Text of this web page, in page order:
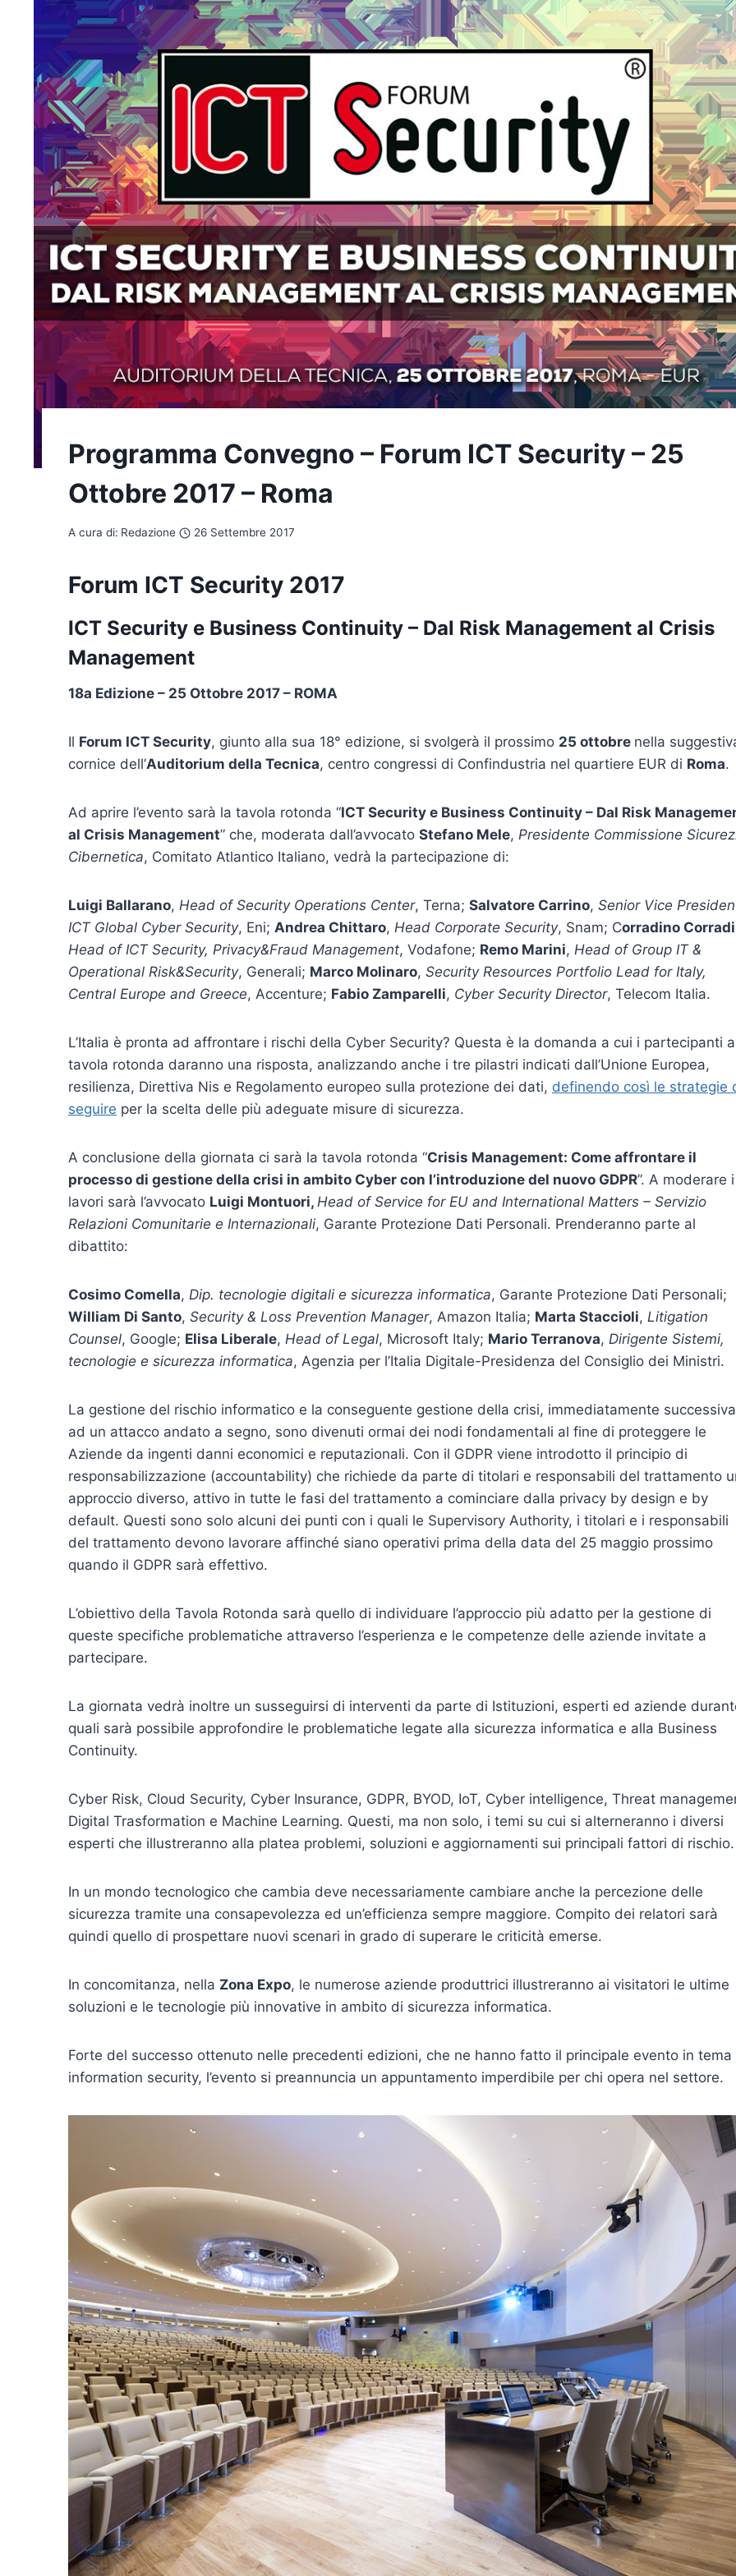
Programma Convegno – Forum ICT Security – 25
Ottobre 2017 – Roma
A cura di: Redazione 26 Settembre 2017
Forum ICT Security 2017
ICT Security e Business Continuity – Dal Risk Management al Crisis
Management
18a Edizione – 25 Ottobre 2017 – ROMA
Il Forum ICT Security, giunto alla sua 18° edizione, si svolgerà il prossimo 25 ottobre nella
cornice dell’Auditorium della Tecnica, centro congressi di Confindustria nel quartiere EUR di Roma.
Ad aprire l’evento sarà la tavola rotonda “ICT Security e Business Continuity – Dal Risk
al Crisis Management” che, moderata dall’avvocato Stefano Mele, Presidente Commissione
Cibernetica, Comitato Atlantico Italiano, vedrà la partecipazione di:
Luigi Ballarano, Head of Security Operations Center, Terna; Salvatore Carrino, Senior Vice
ICT Global Cyber Security, Eni; Andrea Chittaro, Head Corporate Security, Snam; Corradino Corradi
Head of ICT Security, Privacy&Fraud Management, Vodafone; Remo Marini, Head of Group IT &
Operational Risk&Security, Generali; Marco Molinaro, Security Resources Portfolio Lead for Italy,
Central Europe and Greece, Accenture; Fabio Zamparelli, Cyber Security Director, Telecom Italia.
L’Italia è pronta ad affrontare i rischi della Cyber Security? Questa è la domanda a cui i partecipanti
tavola rotonda daranno una risposta, analizzando anche i tre pilastri indicati dall’Unione Europea,
resilienza, Direttiva Nis e Regolamento europeo sulla protezione dei dati, definendo così le strategie
seguire per la scelta delle più adeguate misure di sicurezza.
A conclusione della giornata ci sarà la tavola rotonda “Crisis Management: Come affrontare il
processo di gestione della crisi in ambito Cyber con l’introduzione del nuovo GDPR”. A moderare i
lavori sarà l’avvocato Luigi Montuori, Head of Service for EU and International Matters – Servizio
Relazioni Comunitarie e Internazionali, Garante Protezione Dati Personali. Prenderanno parte al
dibattito:
Cosimo Comella, Dip. tecnologie digitali e sicurezza informatica, Garante Protezione Dati Personali;
William Di Santo, Security & Loss Prevention Manager, Amazon Italia; Marta Staccioli, Litigation
Counsel, Google; Elisa Liberale, Head of Legal, Microsoft Italy; Mario Terranova, Dirigente Sistemi,
tecnologie e sicurezza informatica, Agenzia per l’Italia Digitale-Presidenza del Consiglio dei Ministri.
La gestione del rischio informatico e la conseguente gestione della crisi, immediatamente successiva
ad un attacco andato a segno, sono divenuti ormai dei nodi fondamentali al fine di proteggere le
Aziende da ingenti danni economici e reputazionali. Con il GDPR viene introdotto il principio di
responsabilizzazione (accountability) che richiede da parte di titolari e responsabili del trattamento
approccio diverso, attivo in tutte le fasi del trattamento a cominciare dalla privacy by design e by
default. Questi sono solo alcuni dei punti con i quali le Supervisory Authority, i titolari e i responsabili
del trattamento devono lavorare affinché siano operativi prima della data del 25 maggio prossimo
quando il GDPR sarà effettivo.
L’obiettivo della Tavola Rotonda sarà quello di individuare l’approccio più adatto per la gestione di
queste specifiche problematiche attraverso l’esperienza e le competenze delle aziende invitate a
partecipare.
La giornata vedrà inoltre un susseguirsi di interventi da parte di Istituzioni, esperti ed aziende
quali sarà possibile approfondire le problematiche legate alla sicurezza informatica e alla Business
Continuity.
Cyber Risk, Cloud Security, Cyber Insurance, GDPR, BYOD, IoT, Cyber intelligence, Threat
Digital Trasformation e Machine Learning. Questi, ma non solo, i temi su cui si alterneranno i diversi
esperti che illustreranno alla platea problemi, soluzioni e aggiornamenti sui principali fattori di rischio.
In un mondo tecnologico che cambia deve necessariamente cambiare anche la percezione delle
sicurezza tramite una consapevolezza ed un’efficienza sempre maggiore. Compito dei relatori sarà
quindi quello di prospettare nuovi scenari in grado di superare le criticità emerse.
In concomitanza, nella Zona Expo, le numerose aziende produttrici illustreranno ai visitatori le ultime
soluzioni e le tecnologie più innovative in ambito di sicurezza informatica.
Forte del successo ottenuto nelle precedenti edizioni, che ne hanno fatto il principale evento in tema
information security, l’evento si preannuncia un appuntamento imperdibile per chi opera nel settore.